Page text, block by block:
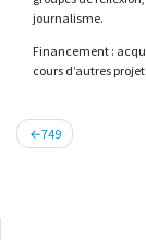
journalisme.
Financement :
cours d’autres
Navigation
de
749